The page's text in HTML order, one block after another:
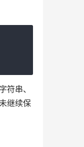
符串、
继续保